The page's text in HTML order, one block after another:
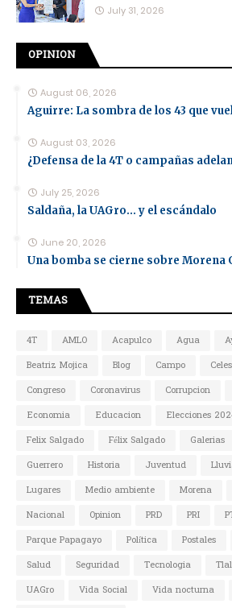
July 31, 2026
OPINION
August 06, 2026
Aguirre: La sombra de los 43 que
August 03, 2026
¿Defensa de la 4T o campañas
July 25, 2026
Saldaña, la UAGro... y el escándalo
June 20, 2026
Una bomba se cierne sobre Morena
TEMAS
4T AMLO Acapulco Agua
Beatriz Mojica
Blog Campo
Congreso
Coronavirus Corrupcion
Economia
Educacion Elecciones
Felix Salgado
Félix Salgado Galerias
Guerrero
Historia Juventud
Lugares
Medio ambiente Morena
Nacional
Opinion PRD PRI
Parque Papagayo
Política Postales
Salud
Seguridad Tecnologia
UAGro
Vida Social Vida nocturna